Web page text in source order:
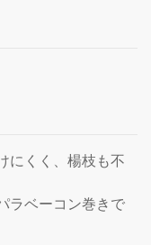
にくく、楊枝も不
ラベーコン巻きで